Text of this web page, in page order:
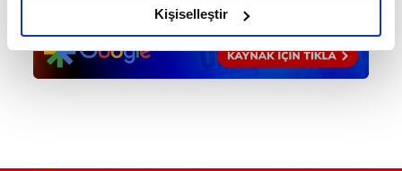
olduğunu ve sizlere en iyi içerikleri sunabilmek adına
elimizden gelen çabayı gösterdiğimizi ve bu noktada,
reklamların maliyetlerimizi karşılamak noktasında tek gelir
kalemimiz olduğunu sizlere hatırlatmak isteriz.
Kişiselleştir